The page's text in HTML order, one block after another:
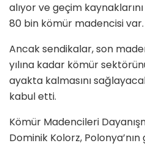
alıyor ve geçim
80 bin kömür madencisi var.
Ancak sendikalar, son
yılına kadar kömür
ayakta kalmasını
kabul etti.
Kömür Madencileri
Dominik Kolorz,